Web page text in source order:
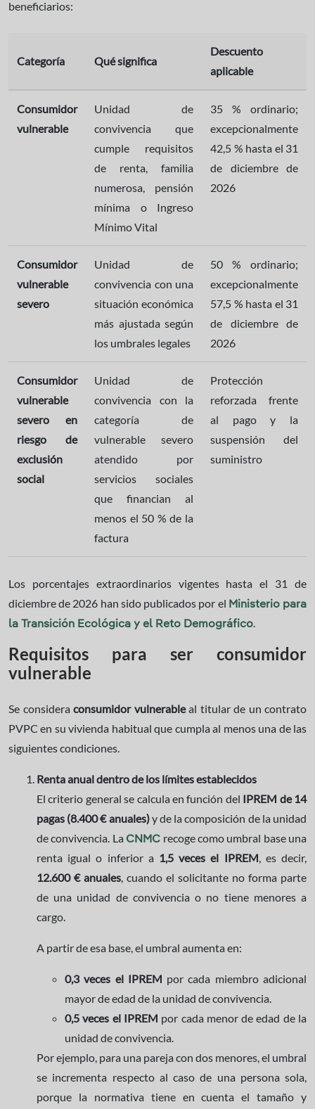
beneficiarios:
Categoría Qué significa
Descuento
aplicable
Consumidor
vulnerable
Unidad de
convivencia que
cumple requisitos
de renta, familia
numerosa, pensión
mínima o Ingreso
Mínimo Vital
35 % ordinario;
excepcionalmente
42,5 % hasta el 31
de diciembre de
2026
Consumidor
vulnerable
severo
Unidad de
convivencia con una
situación económica
más ajustada según
los umbrales legales
50 % ordinario;
excepcionalmente
57,5 % hasta el 31
de diciembre de
2026
Consumidor
vulnerable
severo en
riesgo de
exclusión
social
Unidad de
convivencia con la
categoría de
vulnerable severo
atendido por
servicios sociales
que financian al
menos el 50 % de la
factura
Protección
reforzada frente
al pago y la
suspensión del
suministro
Los porcentajes extraordinarios vigentes hasta el 31 de
diciembre de 2026 han sido publicados por el Ministerio para
la Transición Ecológica y el Reto Demográfico.
Requisitos para ser consumidor
vulnerable
Se considera consumidor vulnerableal titular de un contrato
PVPC en su vivienda habitual que cumpla al menos una de las
siguientes condiciones.
Renta anual dentro de los límites establecidos
El criterio general se calcula en función del IPREM de 14
pagas (8.400 € anuales)y de la composición de la unidad
de convivencia. La CNMC recoge como umbral base una
renta igual o inferior a 1,5 veces el IPREM, es decir,
12.600 € anuales, cuando el solicitante no forma parte
de una unidad de convivencia o no tiene menores a
cargo.
A partir de esa base, el umbral aumenta en:
0,3 veces el IPREM por cada miembro adicional
mayor de edad de la unidad de convivencia.
0,5 veces el IPREM por cada menor de edad de la
unidad de convivencia.
Por ejemplo, para una pareja con dos menores, el umbral
se incrementa respecto al caso de una persona sola,
porque la normativa tiene en cuenta el tamaño y